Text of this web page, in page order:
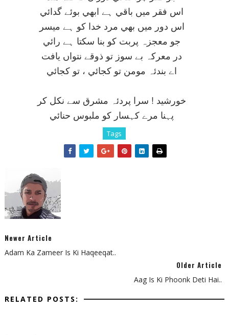
اس فقر ميں باقي ہے ابھي بوئے گدائي
اس دور ميں بھي مرد خدا کو ہے ميسر
جو معجزہ پربت کو بنا سکتا ہے رائي
در معرکہ بے سوز تو ذوقے نتواں يافت
اے بندئہ مومن تو کجائي ، تو کجائي
خورشيد ! سرا پردئہ مشرق سے نکل کر
پہنا مرے کہسار کو ملبوس حنائي
Tags
Newer Article
Adam Ka Zameer Is Ki Haqeeqat..
Older Article
Aag Is Ki Phoonk Deti Hai..
RELATED POSTS: